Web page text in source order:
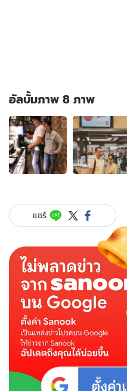
อัลบั้มภาพ 8 ภาพ
อัลบั้ม
ภาพ
8
ภาพ
ของ
ที่
ลง
อ้น
ศรี
พรรณ
ควง
สามี
อนันต์
เที่ยว
ฮ่องกง
แชร์